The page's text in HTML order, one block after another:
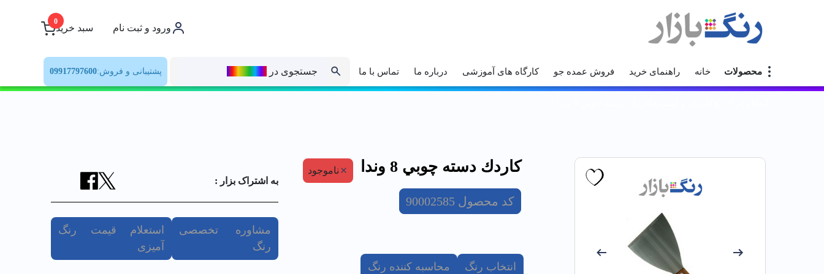
ورود و ثبت نام سبد خرید
0
محصولات خانه راهنمای خرید فروش عمده جو کارگاه های آموزشی درباره ما تماس با ما جستجوی در پشتیبانی و فروش:09917797600
كاردك دسته چوبي 8 وندا ناموجود
کد محصول 90002585
انتخاب رنگ محاسبه کننده رنگ
به اشتراک بزار :
مشاوره تخصصی
رنگ
استعلام قیمت رنگ
آمیزی